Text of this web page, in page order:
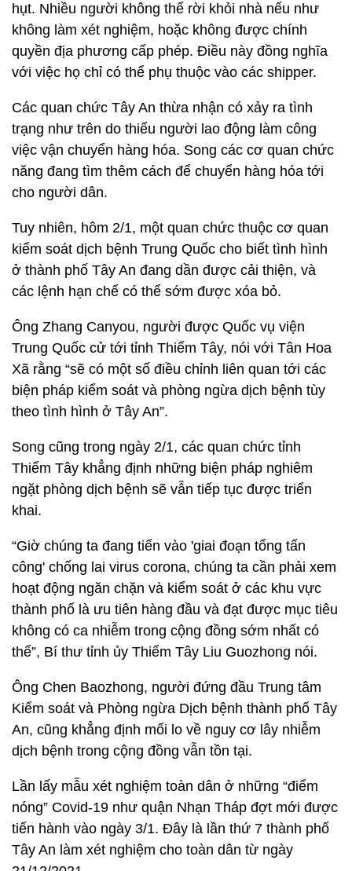
hụt. Nhiều người không thể rời khỏi nhà nếu như
không làm xét nghiệm, hoặc không được chính
quyền địa phương cấp phép. Điều này đồng nghĩa
với việc họ chỉ có thể phụ thuộc vào các shipper.
Các quan chức Tây An thừa nhận có xảy ra tình
trạng như trên do thiếu người lao động làm công
việc vận chuyển hàng hóa. Song các cơ quan chức
năng đang tìm thêm cách để chuyển hàng hóa tới
cho người dân.
Tuy nhiên, hôm 2/1, một quan chức thuộc cơ quan
kiểm soát dịch bệnh Trung Quốc cho biết tình hình
ở thành phố Tây An đang dần được cải thiện, và
các lệnh hạn chế có thể sớm được xóa bỏ.
Ông Zhang Canyou, người được Quốc vụ viện
Trung Quốc cử tới tỉnh Thiểm Tây, nói với Tân Hoa
Xã rằng “sẽ có một số điều chỉnh liên quan tới các
biện pháp kiểm soát và phòng ngừa dịch bệnh tùy
theo tình hình ở Tây An”.
Song cũng trong ngày 2/1, các quan chức tỉnh
Thiểm Tây khẳng định những biện pháp nghiêm
ngặt phòng dịch bệnh sẽ vẫn tiếp tục được triển
khai.
“Giờ chúng ta đang tiến vào 'giai đoạn tổng tấn
công' chống lai virus corona, chúng ta cần phải xem
hoạt động ngăn chặn và kiểm soát ở các khu vực
thành phố là ưu tiên hàng đầu và đạt được mục tiêu
không có ca nhiễm trong cộng đồng sớm nhất có
thể”, Bí thư tỉnh ủy Thiểm Tây Liu Guozhong nói.
Ông Chen Baozhong, người đứng đầu Trung tâm
Kiểm soát và Phòng ngừa Dịch bệnh thành phố Tây
An, cũng khẳng định mối lo về nguy cơ lây nhiễm
dịch bệnh trong cộng đồng vẫn tồn tại.
Lần lấy mẫu xét nghiệm toàn dân ở những “điểm
nóng” Covid-19 như quận Nhạn Tháp đợt mới được
tiến hành vào ngày 3/1. Đây là lần thứ 7 thành phố
Tây An làm xét nghiệm cho toàn dân từ ngày